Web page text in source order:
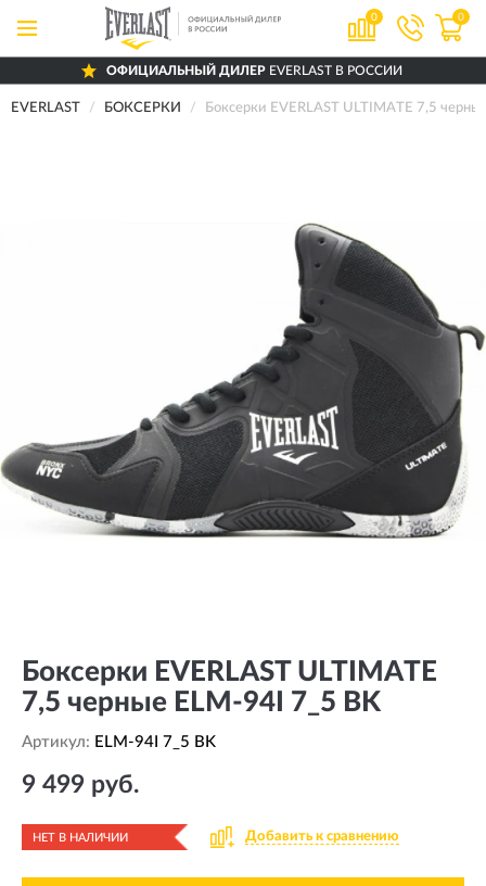
0 0
ОФИЦИАЛЬНЫЙ ДИЛЕР EVERLAST В РОССИИ
EVERLAST БОКСЕРКИ Боксерки EVERLAST ULTIMATE 7,5
Боксерки EVERLAST ULTIMATE
7,5 черные ELM-94I 7_5 BK
Артикул: ELM-94I 7_5 BK
9 499 руб.
НЕТ В НАЛИЧИИ Добавить к сравнению